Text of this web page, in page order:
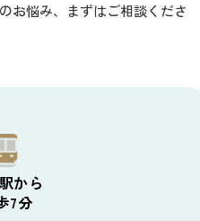
お悩み、まずはご相談くださ
から
7分